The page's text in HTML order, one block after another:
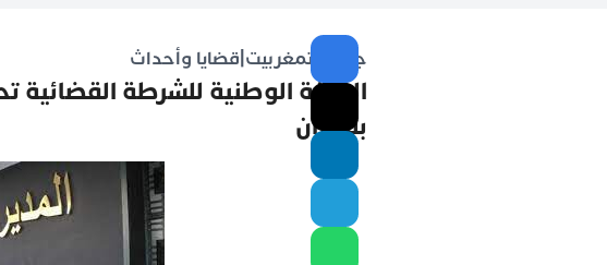
جريدة تمغربيت قضايا وأحداث
الفرقة الوطنية للشرطة
بنكيران